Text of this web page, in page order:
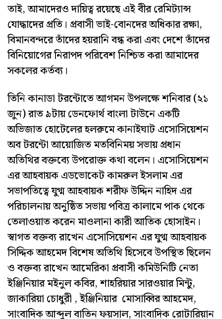
তাই, আমাদেরও দায়িত্ব রয়েছে এই বীর রেমিট্যান্স
যোদ্ধাদের প্রতি। প্রবাসী ভাই-বোনদের অধিকার রক্ষা,
বিমানবন্দরে তাঁদের হয়রানি বন্ধ করা এবং দেশে তাঁদের
বিনিয়োগের নিরাপদ পরিবেশ নিশ্চিত করা আমাদের
সকলের কর্তব্য।
তিনি কানাডা টরন্টোতে আগমন উপলক্ষে শনিবার (২১
জুন) রাত ৯টায় ডেনফোর্থ বাংলা টাউনে একটি
অভিজাত হোটেলের হলরুমে কানাইঘাট এসোসিয়েশন
অব টরন্টো আয়োজিত মতবিনিময় সভায় প্রধান
অতিথির বক্তব্যে উপরোক্ত কথা বলেন। এসোসিয়েশন
এর আহবায়ক এডভোকেট কামরুল ইসলাম এর
সভাপতিত্বে যুগ্ম আহবায়ক শরীফ উদ্দিন নাহিদ এর
পরিচালনায় অনুষ্ঠিত সভায় পবিত্র কালামে পাক থেকে
তেলাওয়াত করেন মাওলানা কারী আতিক হোসাইন।
স্বাগত বক্তব্য রাখেন এসোসিয়েশন এর যুগ্ম আহবায়ক
সিদ্দিক আহমেদ বিশেষ অতিথি হিসেবে উপস্থিত ছিলেন
ও বক্তব্য রাখেন আমেরিকা প্রবাসী কমিউনিটি নেতা
ইঞ্জিনিয়ার মইনুল কবির, শাহরিয়ার সারওয়ার মিন্টু,
জাকারিয়া চোধুরী , ইঞ্জিনিয়ার মোসাব্বির আহমেদ,
সাংবাদিক আব্দুল বাতিন ফয়সাল, সাংবাদিক রোটারিয়ান